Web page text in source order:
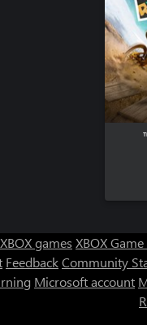
XBOX games XBOX Game
FeedbackCommunity
Microsoft account